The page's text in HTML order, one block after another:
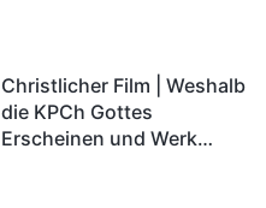
Christlicher Film | Weshalb
die KPCh Gottes
Erscheinen und Werk